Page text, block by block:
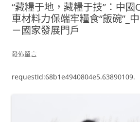
“藏糧于地，藏糧于技”：中國
車材料力保端牢糧食“飯碗”_
－國家發展門戶
發佈留言
requestId:68b1e4940804e5.63890109.